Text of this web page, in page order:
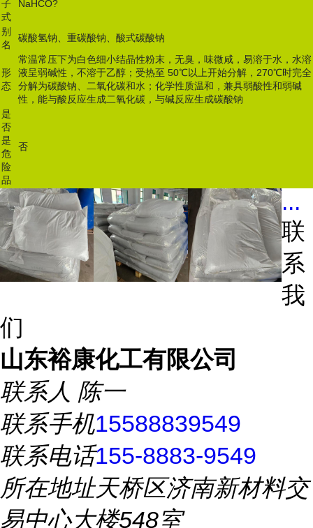
子
式
NaHCO?
别
名
碳酸氢钠、重碳酸钠、酸式碳酸钠
形
态
常温常压下为白色细小结晶性粉末，无臭，味微咸，易溶于水，水溶
液呈弱碱性，不溶于乙醇；受热至 50℃以上开始分解，270℃时完全
分解为碳酸钠、二氧化碳和水；化学性质温和，兼具弱酸性和弱碱
性，能与酸反应生成二氧化碳，与碱反应生成碳酸钠
是
否
是
危
险
品
否
...
联
系
我
们
山东裕康化工有限公司
联系人 陈一
联系手机15588839549
联系电话155-8883-9549
所在地址天桥区济南新材料交
易中心大楼548室